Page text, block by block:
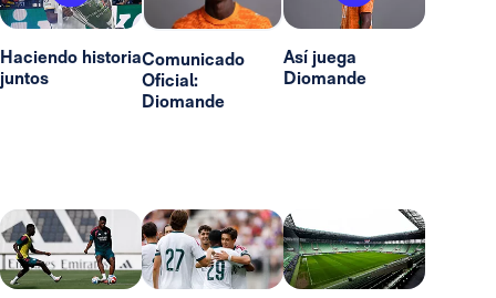
Haciendo historia
juntos
Comunicado
Oficial:
Diomande
Así juega
Diomande